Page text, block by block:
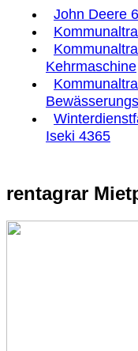
John Deere
Kehrmaschine
Iseki 4365
rentagrar